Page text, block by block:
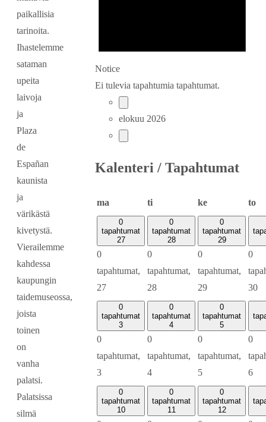
paikallisia
tarinoita.
Ihastelemme
sataman
upeita
laivoja
ja
Plaza
de
Españan
kaunista
ja
värikästä
kivetystä.
Vierailemme
kahdessa
kaupungin
taidemuseossa,
joista
toinen
on
vanha
palatsi.
Palatsissa
silmä
Notice
Ei tulevia tapahtumia tapahtumat.
elokuu 2026
Kalenteri / Tapahtumat
ma maanantai
titiistai kekeskiviikkoto
0
tapahtumat
27
0
tapahtumat,
27
0
tapahtumat
28
0
tapahtumat,
28
0
tapahtumat
29
0
tapahtumat,
29
0
30
0
tapahtumat
3
0
tapahtumat,
3
0
tapahtumat
4
0
tapahtumat,
4
0
tapahtumat
5
0
tapahtumat,
5
0
6
0
tapahtumat
10
0
tapahtumat
11
0
tapahtumat
12